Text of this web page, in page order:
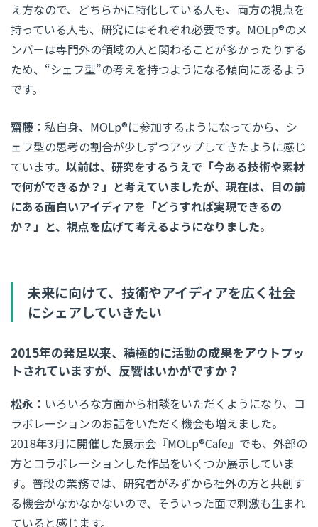
え方なので、どちらかに特化している人も、両方の視点を
持っている人も、研究にはそれぞれ必要です。MOLp®のメ
ンバーは専門外の領域の人と関わることが多かったりする
ため、“シェフ型”の考えを持つようになる傾向にあるよう
です。
齋藤 ：私自身、MOLp®に参加するようになってから、シ
ェフ型の思考の割合が少しずつアップしてきたように感じ
ています。 以前は、研究をするうえで「今ある技術や素材
で何ができるか？」と考えていましたが、現在は、目の前
にある面白いアイディアを「どうすれば実現できるの
か？」と、視点を広げて考えるようになりました。
未来に向けて、技術やアイディアを広く社会
にシェアしていきたい
2015年の発足以来、積極的に活動の成果をアウトプッ
トされていますが、反響はいかがですか？
松永 ：いろいろな方面から相談をいただくようになり、コ
ラボレーションのお話をいただく機会も増えました。
2018年3月に開催した展示会『MOLp®Cafe』でも、外部の
方とコラボレーションした作品をいくつか展示していま
す。普段の業務では、研究者がみずから社外の方と共創す
る機会がなかなかないので、そういった面で刺激も生まれ
ていると感じます。